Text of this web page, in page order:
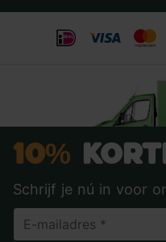
Beoordeling:
© 2014 - 2026
10%
Schrijf je nú in voor